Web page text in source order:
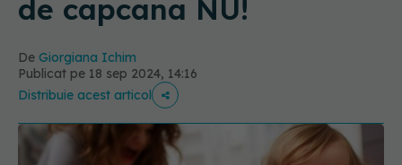
de capcana NU!
De Giorgiana Ichim
Publicat pe 18 sep 2024, 14:16
Distribuie acest articol